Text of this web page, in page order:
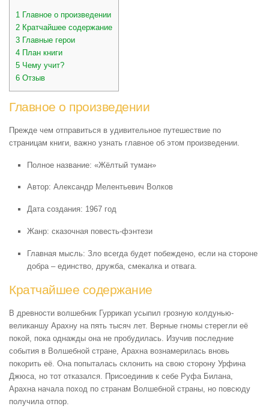
1
Главное о произведении
2 Кратчайшее содержание
3 Главные герои
4 План книги
5 Чему учит?
6 Отзыв
Главное о произведении
Прежде чем отправиться в удивительное путешествие по
страницам книги, важно узнать главное об этом произведении.
Полное название: «Жёлтый туман»
Автор: Александр Мелентьевич Волков
Дата создания: 1967 год
Жанр: сказочная повесть-фэнтези
Главная мысль: Зло всегда будет побеждено, если на стороне
добра – единство, дружба, смекалка и отвага.
Кратчайшее содержание
В древности волшебник Гуррикап усыпил грозную колдунью-
великаншу Арахну на пять тысяч лет. Верные гномы стерегли её
покой, пока однажды она не пробудилась. Изучив последние
события в Волшебной стране, Арахна вознамерилась вновь
покорить её. Она попыталась склонить на свою сторону Урфина
Джюса, но тот отказался. Присоединив к себе Руфа Билана,
Арахна начала поход по странам Волшебной страны, но повсюду
получила отпор.